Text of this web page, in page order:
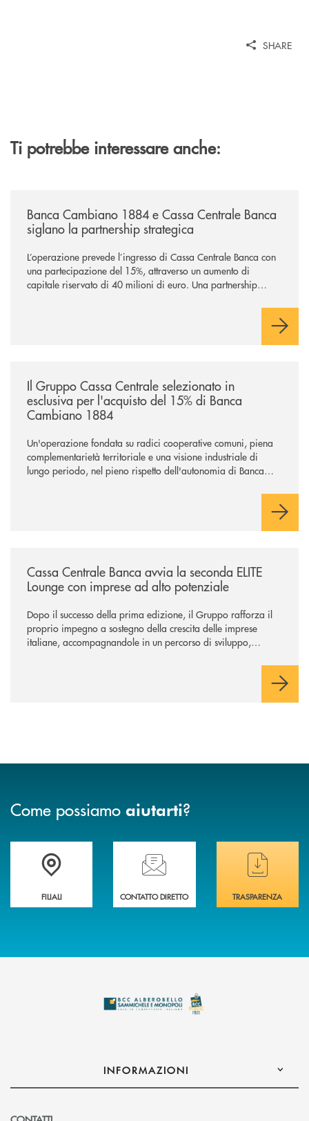
SHARE
Ti potrebbe interessare anche:
Banca Cambiano 1884 e Cassa Centrale Banca
siglano la partnership strategica
L’operazione prevede l’ingresso di Cassa Centrale Banca con
una partecipazione del 15%, attraverso un aumento di
capitale riservato di 40 milioni di euro. Una partnership
comuni e sulla prossimità ai territori, per ampliare l’offerta e
Il Gruppo Cassa Centrale selezionato in
esclusiva per l'acquisto del 15% di Banca
Cambiano 1884
Un'operazione fondata su radici cooperative comuni, piena
complementarietà territoriale e una visione industriale di
lungo periodo, nel pieno rispetto dell'autonomia di Banca
negoziazione esclusiva per la finalizzazione dell’operazione.
Cassa Centrale Banca avvia la seconda ELITE
Lounge con imprese ad alto potenziale
Dopo il successo della prima edizione, il Gruppo rafforza il
proprio impegno a sostegno della crescita delle imprese
italiane, accompagnandole in un percorso di sviluppo,
Come possiamo aiutarti?
Trova la filiale più vicina a te
FILIALI
Hai bisogno di assistenza immediata ?
CONTATTO DIRETTO
Hai bisogno di
TRASPARENZA
INFORMAZIONI